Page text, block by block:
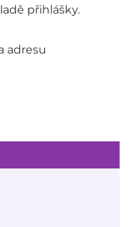
přihlášky.
adresu